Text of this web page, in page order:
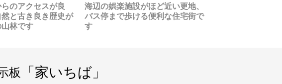
のアクセスが良
と古き良き歴史が
林です
海辺の娯楽施設がほど近い更地、
バス停まで歩ける便利な住宅街で
す
板 「家いちば」